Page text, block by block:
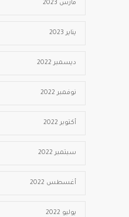
مارس 2023
يناير 2023
ديسمبر 2022
نوفمبر 2022
أكتوبر 2022
سبتمبر 2022
أغسطس 2022
يوليو 2022